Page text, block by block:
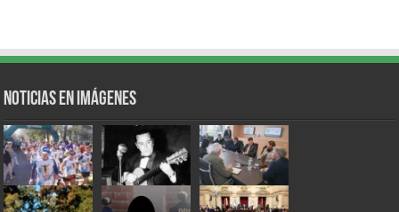
Noticias en Imágenes